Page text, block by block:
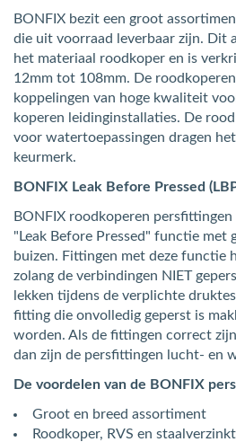
BONFIX bezit een groot
die uit voorraad leverbaar zijn. Dit
het materiaal roodkoper en is
12mm tot 108mm. De
koppelingen van hoge kwaliteit
koperen leidinginstallaties. De
voor watertoepassingen dragen
keurmerk.
BONFIX Leak Before Pressed
BONFIX roodkoperen
"Leak Before Pressed" functie met
buizen. Fittingen met deze functie
zolang de verbindingen NIET
lekken tijdens de verplichte
fitting die onvolledig geperst is
worden. Als de fittingen correct
dan zijn de persfittingen lucht- en
De voordelen van de BONFIX
Groot en breed assortiment
Roodkoper, RVS en